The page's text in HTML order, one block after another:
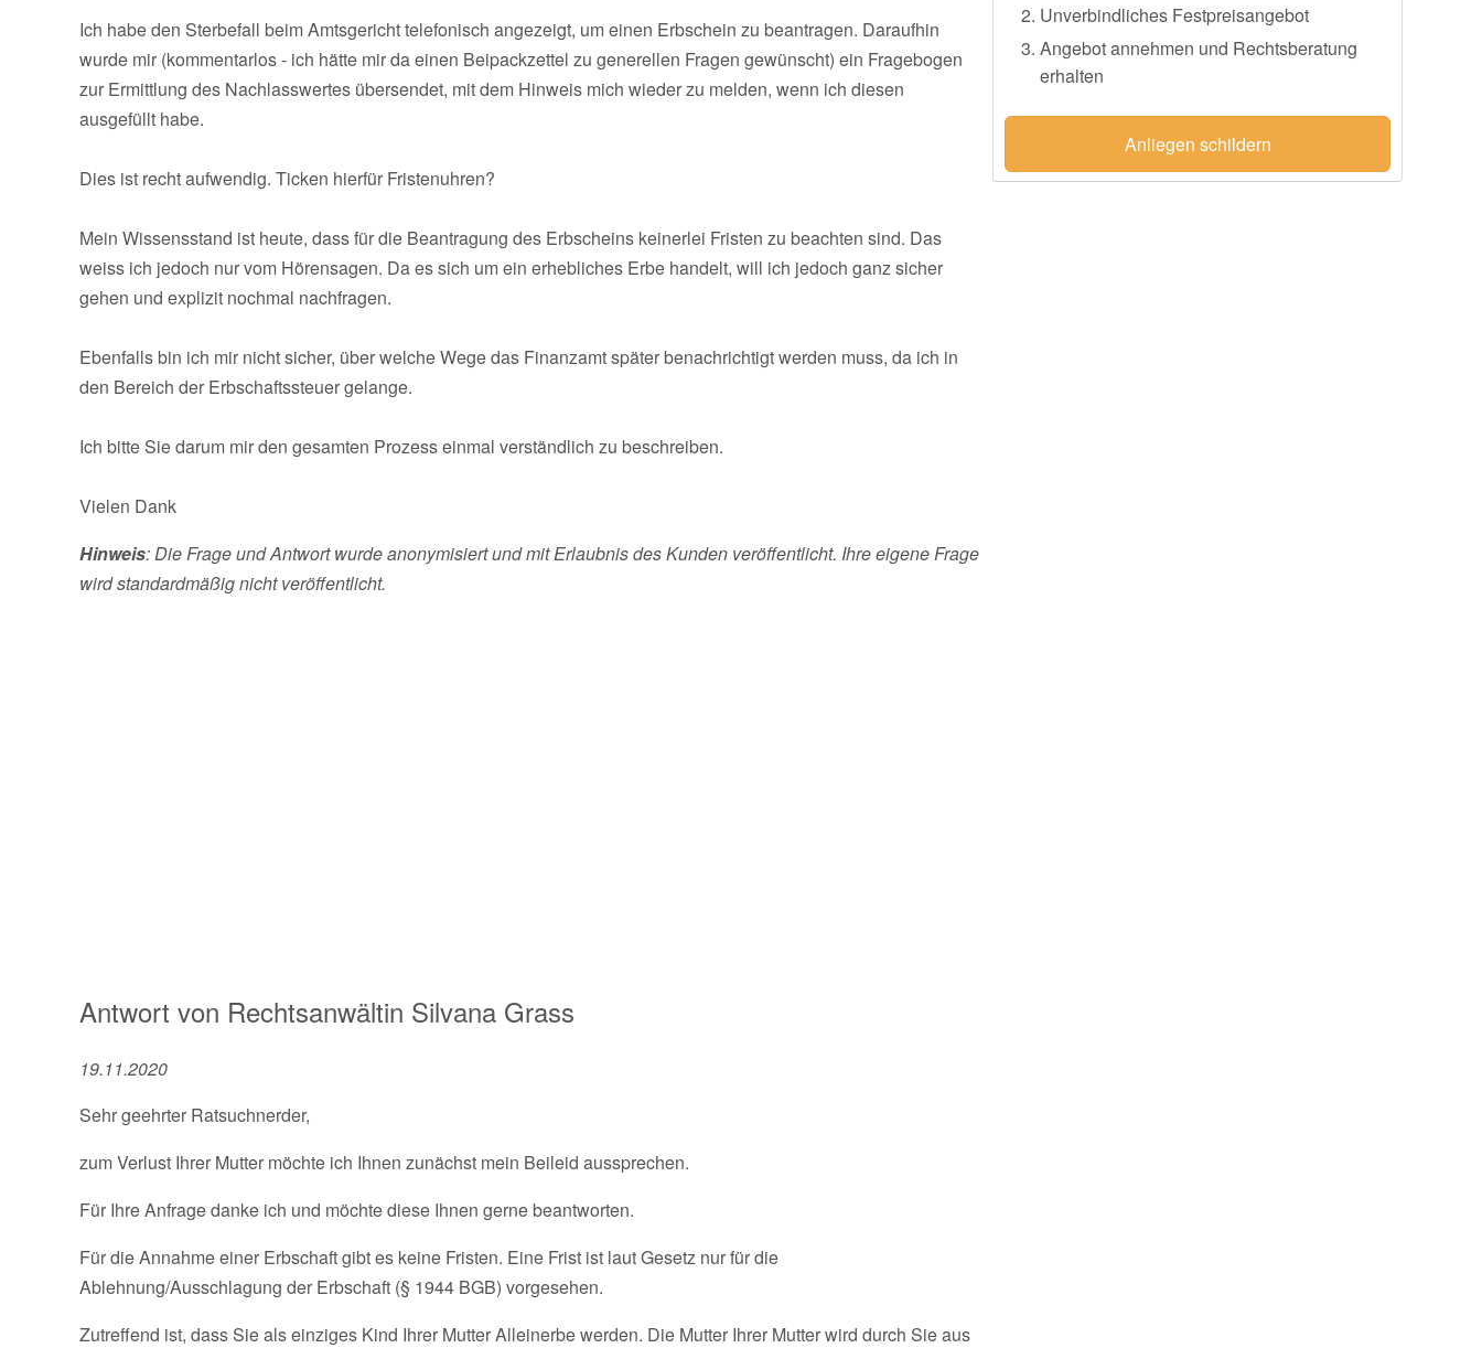
Ich habe den Sterbefall beim Amtsgericht telefonisch angezeigt, um einen Erbschein zu beantragen. Daraufhin
wurde mir (kommentarlos - ich hätte mir da einen Beipackzettel zu generellen Fragen gewünscht) ein Fragebogen
zur Ermittlung des Nachlasswertes übersendet, mit dem Hinweis mich wieder zu melden, wenn ich diesen
ausgefüllt habe.
Dies ist recht aufwendig. Ticken hierfür Fristenuhren?
Mein Wissensstand ist heute, dass für die Beantragung des Erbscheins keinerlei Fristen zu beachten sind. Das
weiss ich jedoch nur vom Hörensagen. Da es sich um ein erhebliches Erbe handelt, will ich jedoch ganz sicher
gehen und explizit nochmal nachfragen.
Ebenfalls bin ich mir nicht sicher, über welche Wege das Finanzamt später benachrichtigt werden muss, da ich in
den Bereich der Erbschaftssteuer gelange.
Ich bitte Sie darum mir den gesamten Prozess einmal verständlich zu beschreiben.
Vielen Dank
Hinweis: Die Frage und Antwort wurde anonymisiert und mit Erlaubnis des Kunden veröffentlicht. Ihre eigene Frage
wird standardmäßig nicht veröffentlicht.
Antwort von Rechtsanwältin Silvana Grass
19.11.2020
Sehr geehrter Ratsuchnerder,
zum Verlust Ihrer Mutter möchte ich Ihnen zunächst mein Beileid aussprechen.
Für Ihre Anfrage danke ich und möchte diese Ihnen gerne beantworten.
Für die Annahme einer Erbschaft gibt es keine Fristen. Eine Frist ist laut Gesetz nur für die
Ablehnung/Ausschlagung der Erbschaft (§ 1944 BGB) vorgesehen.
Zutreffend ist, dass Sie als einziges Kind Ihrer Mutter Alleinerbe werden. Die Mutter Ihrer Mutter wird durch Sie aus
Unverbindliches Festpreisangebot
Angebot annehmen und Rechtsberatung
erhalten
Anliegen schildern